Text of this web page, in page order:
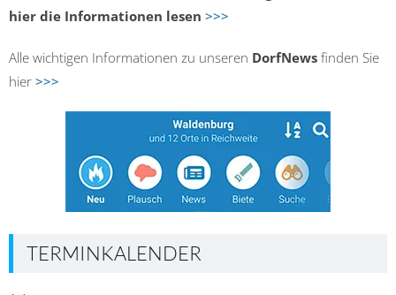
hier die Informationen lesen >>>
Alle wichtigen Informationen zu unseren DorfNews finden Sie
hier >>>
TERMINKALENDER